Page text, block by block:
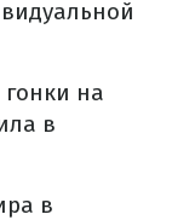
гонки на
в
в